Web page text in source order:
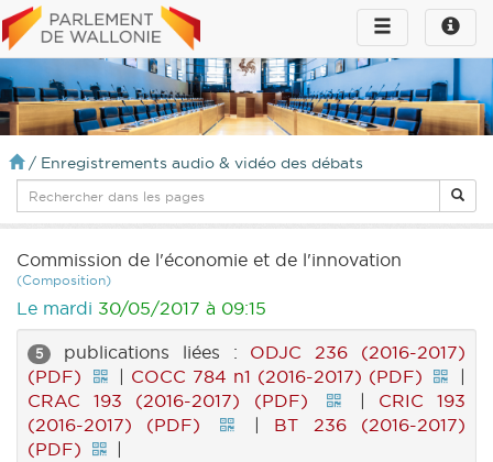
Toggle
infos
Toggle
navigation
/ Enregistrements audio & vidéo des débats
Commission de l'économie et de l'innovation
(Composition)
Le mardi 30/05/2017 à 09:15
5 publications liées : ODJC 236 (2016-2017)
(PDF)
| COCC 784 n1 (2016-2017) (PDF)
|
CRAC 193 (2016-2017) (PDF)
| CRIC 193
(2016-2017) (PDF)
| BT 236 (2016-2017)
(PDF)
|